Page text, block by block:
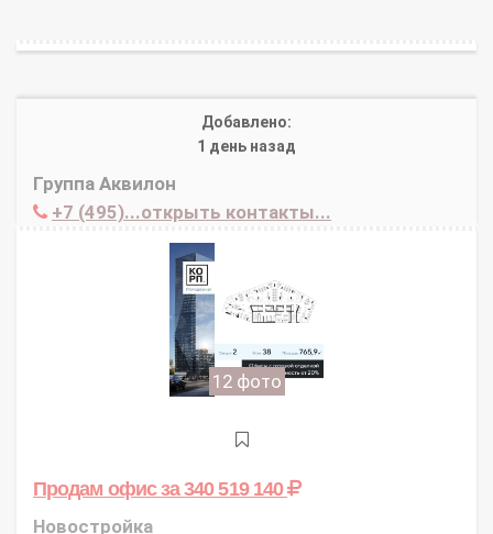
Добавлено:
1 день назад
Группа Аквилон
+7 (495)...открыть контакты...
12 фото
Продам офисза 340 519 140
Новостройка